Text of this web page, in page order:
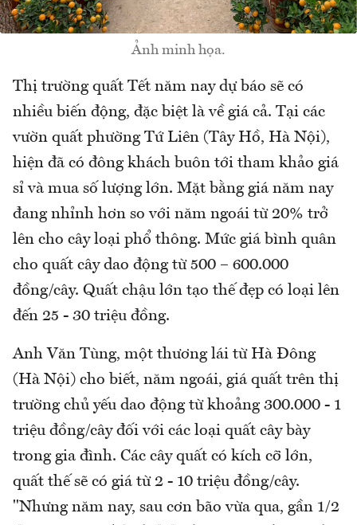
Ảnh minh họa.
Thị trường quất Tết năm nay dự báo sẽ có
nhiều biến động, đặc biệt là về giá cả. Tại các
vườn quất phường Tứ Liên (Tây Hồ, Hà Nội),
hiện đã có đông khách buôn tới tham khảo giá
sỉ và mua số lượng lớn. Mặt bằng giá năm nay
đang nhỉnh hơn so với năm ngoái từ 20% trở
lên cho cây loại phổ thông. Mức giá bình quân
cho quất cây dao động từ 500 – 600.000
đồng/cây. Quất chậu lớn tạo thế đẹp có loại lên
đến 25 - 30 triệu đồng.
Anh Văn Tùng, một thương lái từ Hà Đông
(Hà Nội) cho biết, năm ngoái, giá quất trên thị
trường chủ yếu dao động từ khoảng 300.000 - 1
triệu đồng/cây đối với các loại quất cây bày
trong gia đình. Các cây quất có kích cỡ lớn,
quất thế sẽ có giá từ 2 - 10 triệu đồng/cây.
"Nhưng năm nay, sau cơn bão vừa qua, gần 1/2